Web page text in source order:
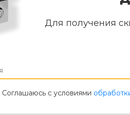
Для получения
Соглашаюсь с условиями